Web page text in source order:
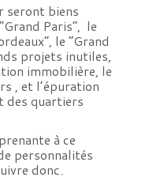
seront biens
Paris”, le
le “Grand
projets inutiles,
immobilière, le
, et l’épuration
des quartiers
à ce
personnalités
donc.